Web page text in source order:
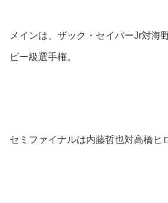
メインは、ザック・セイバーJr対海
ビー級選手権。
セミファイナルは内藤哲也対高橋ヒ